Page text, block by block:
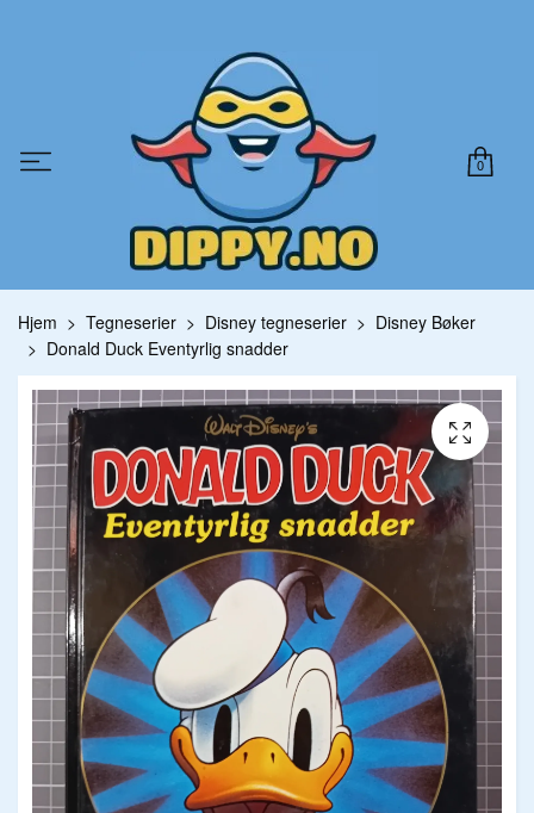
0
Hjem Tegneserier Disney tegneserier
Disney Bøker
Donald Duck Eventyrlig snadder